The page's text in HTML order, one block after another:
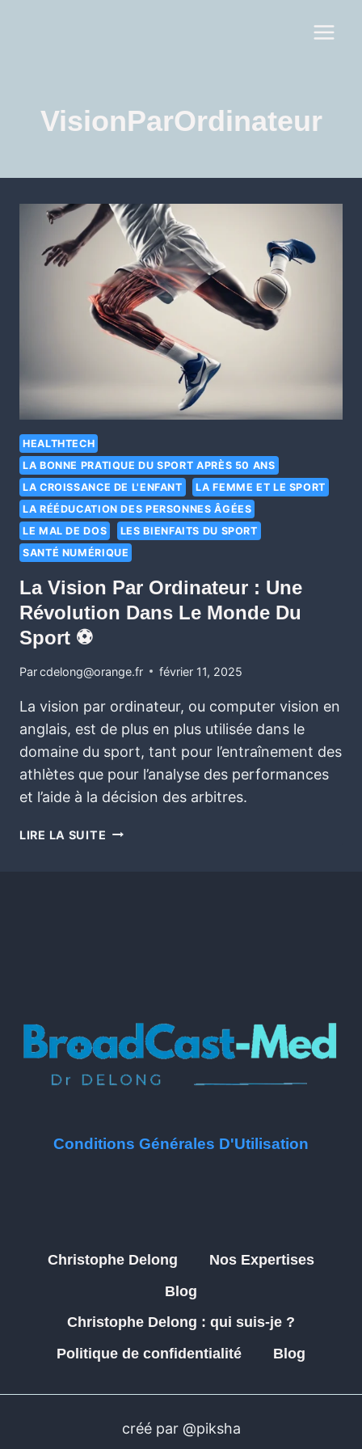
VisionParOrdinateur
HEALTHTECH
LA BONNE PRATIQUE DU SPORT APRÈS 50 ANS
LA CROISSANCE DE L'ENFANT
LA FEMME ET LE SPORT
LA RÉÉDUCATION DES PERSONNES ÂGÉES
LE MAL DE DOS
LES BIENFAITS DU SPORT
SANTÉ NUMÉRIQUE
La Vision Par Ordinateur : Une
Révolution Dans Le Monde Du
Sport ⚽
Parcdelong@orange.fr février 11, 2025
La vision par ordinateur, ou computer vision en
anglais, est de plus en plus utilisée dans le
domaine du sport, tant pour l’entraînement des
athlètes que pour l’analyse des performances
et l’aide à la décision des arbitres.
LIRE LA SUITE
Conditions Générales D'Utilisation
Christophe Delong
Nos Expertises
Blog
Christophe Delong : qui suis-je ?
Politique de confidentialité
Blog
créé par @piksha